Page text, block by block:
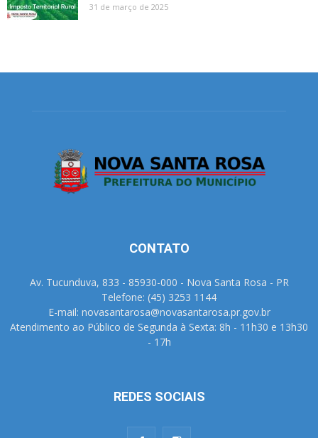
31 de março de 2025
CONTATO
Av. Tucunduva, 833 - 85930-000 - Nova Santa Rosa - PR
Telefone: (45) 3253 1144
E-mail: novasantarosa@novasantarosa.pr.gov.br
Atendimento ao Público de Segunda à Sexta: 8h - 11h30 e 13h30
- 17h
REDES SOCIAIS